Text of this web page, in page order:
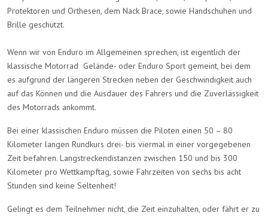
Protektoren und Orthesen, dem Nack Brace, sowie Handschuhen und
Brille geschützt.
Wenn wir von Enduro im Allgemeinen sprechen, ist eigentlich der
klassische Motorrad Gelände- oder Enduro Sport gemeint, bei dem
es aufgrund der längeren Strecken neben der Geschwindigkeit auch
auf das Können und die Ausdauer des Fahrers und die Zuverlässigkeit
des Motorrads ankommt.
Bei einer klassischen Enduro müssen die Piloten einen 50 – 80
Kilometer langen Rundkurs drei- bis viermal in einer vorgegebenen
Zeit befahren. Langstreckendistanzen zwischen 150 und bis 300
Kilometer pro Wettkampftag, sowie Fahrzeiten von sechs bis acht
Stunden sind keine Seltenheit!
Gelingt es dem Teilnehmer nicht, die Zeit einzuhalten, oder fährt er zu